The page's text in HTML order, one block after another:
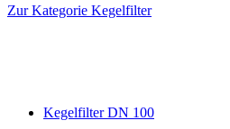
Zur Kategorie Kegelfilter
Kegelfilter DN 100